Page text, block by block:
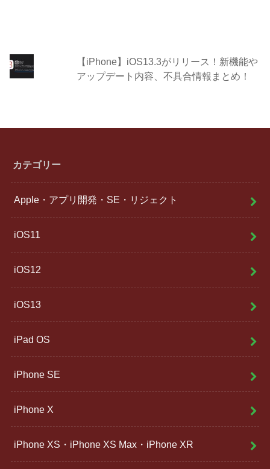
【iPhone】iOS13.3がリリース！新機能や
アップデート内容、不具合情報まとめ！
カテゴリー
Apple・アプリ開発・SE・リジェクト
iOS11
iOS12
iOS13
iPad OS
iPhone SE
iPhone X
iPhone XS・iPhone XS Max・iPhone XR